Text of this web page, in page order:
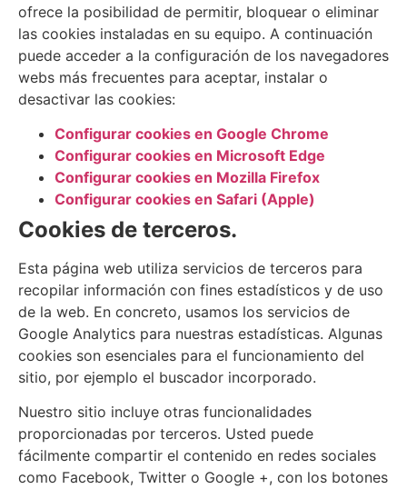
ofrece la posibilidad de permitir, bloquear o eliminar
las cookies instaladas en su equipo. A continuación
puede acceder a la configuración de los navegadores
webs más frecuentes para aceptar, instalar o
desactivar las cookies:
Configurar cookies en Google Chrome
Configurar cookies en Microsoft Edge
Configurar cookies en Mozilla Firefox
Configurar cookies en Safari (Apple)
Cookies de terceros.
Esta página web utiliza servicios de terceros para
recopilar información con fines estadísticos y de uso
de la web. En concreto, usamos los servicios de
Google Analytics para nuestras estadísticas. Algunas
cookies son esenciales para el funcionamiento del
sitio, por ejemplo el buscador incorporado.
Nuestro sitio incluye otras funcionalidades
proporcionadas por terceros. Usted puede
fácilmente compartir el contenido en redes sociales
como Facebook, Twitter o Google +, con los botones